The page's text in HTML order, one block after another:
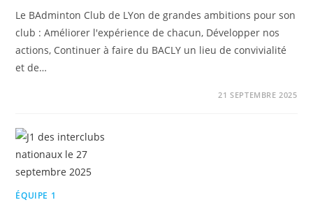
Le BAdminton Club de LYon de grandes ambitions pour son
club : Améliorer l'expérience de chacun, Développer nos
actions, Continuer à faire du BACLY un lieu de convivialité
et de…
21 SEPTEMBRE 2025
ÉQUIPE 1